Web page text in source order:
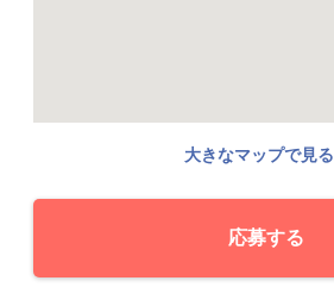
大きなマップで見る
応募する